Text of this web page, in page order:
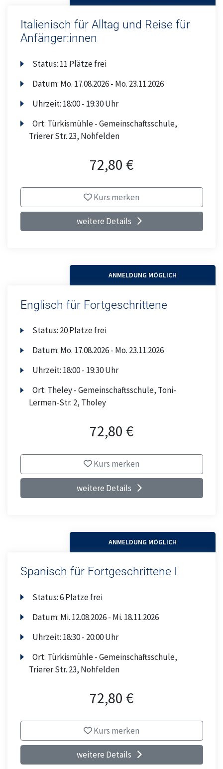
Italienisch für Alltag und Reise für
Anfänger:innen
Status: 11 Plätze frei
Datum: Mo. 17.08.2026 - Mo. 23.11.2026
Uhrzeit: 18:00 - 19:30 Uhr
Ort: Türkismühle - Gemeinschaftsschule,
Trierer Str. 23, Nohfelden
72,80 €
Kurs merken
weitere Details
ANMELDUNG MÖGLICH
Englisch für Fortgeschrittene
Status: 20 Plätze frei
Datum: Mo. 17.08.2026 - Mo. 23.11.2026
Uhrzeit: 18:00 - 19:30 Uhr
Ort: Theley - Gemeinschaftsschule, Toni-
Lermen-Str. 2, Tholey
72,80 €
Kurs merken
weitere Details
ANMELDUNG MÖGLICH
Spanisch für Fortgeschrittene I
Status:6 Plätze frei
Datum: Mi. 12.08.2026 - Mi. 18.11.2026
Uhrzeit: 18:30 - 20:00 Uhr
Ort: Türkismühle - Gemeinschaftsschule,
Trierer Str. 23, Nohfelden
72,80 €
Kurs merken
weitere Details